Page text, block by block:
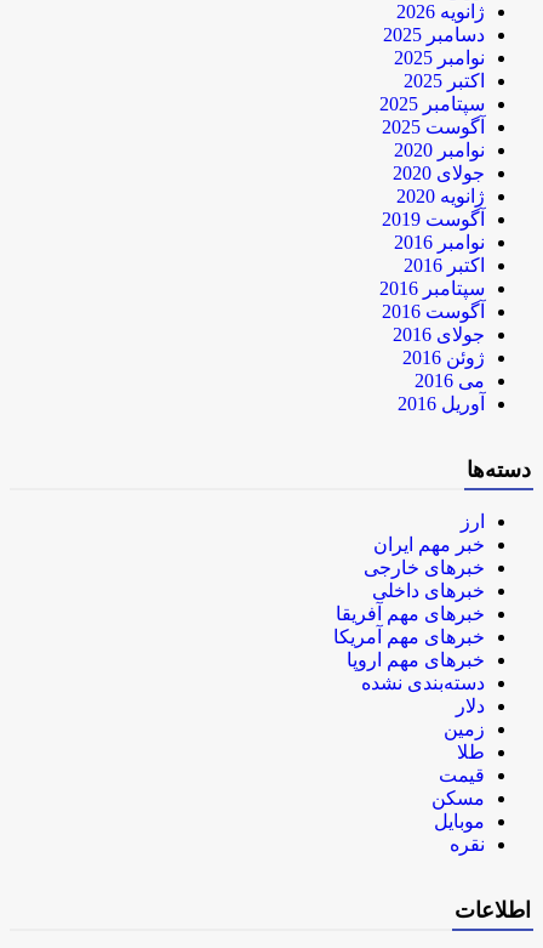
ژانویه 2026
دسامبر 2025
نوامبر 2025
اکتبر 2025
سپتامبر 2025
آگوست 2025
نوامبر 2020
جولای 2020
ژانویه 2020
آگوست 2019
نوامبر 2016
اکتبر 2016
سپتامبر 2016
آگوست 2016
جولای 2016
ژوئن 2016
می 2016
آوریل 2016
دسته‌ها
ارز
خبر مهم ایران
خبرهای خارجی
خبرهای داخلی
خبرهای مهم آفریقا
خبرهای مهم آمریکا
خبرهای مهم اروپا
دسته‌بندی نشده
دلار
زمین
طلا
قیمت
مسکن
موبایل
نقره
اطلاعات